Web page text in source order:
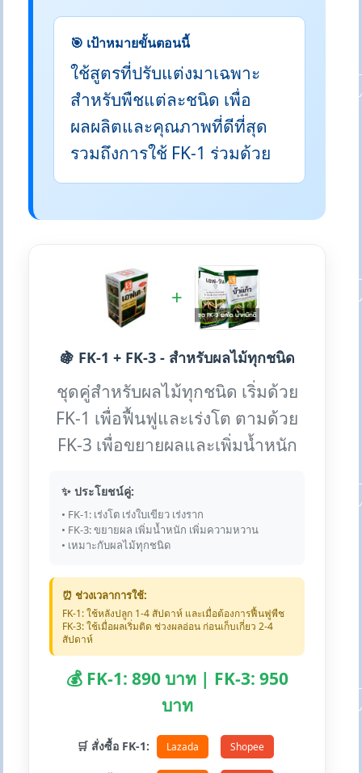
🎯 เป้าหมายขั้นตอนนี้
ใช้สูตรที่ปรับแต่งมาเฉพาะ
สำหรับพืชแต่ละชนิด เพื่อ
ผลผลิตและคุณภาพที่ดีที่สุด
รวมถึงการใช้ FK-1 ร่วมด้วย
+
🍇 FK-1 + FK-3 - สำหรับผลไม้ทุกชนิด
ชุดคู่สำหรับผลไม้ทุกชนิด เริ่มด้วย
FK-1 เพื่อฟื้นฟูและเร่งโต ตามด้วย
FK-3 เพื่อขยายผลและเพิ่มน้ำหนัก
✨ ประโยชน์คู่:
• FK-1: เร่งโต เร่งใบเขียว เร่งราก
• FK-3: ขยายผล เพิ่มน้ำหนัก เพิ่มความหวาน
• เหมาะกับผลไม้ทุกชนิด
⏰ ช่วงเวลาการใช้:
FK-1: ใช้หลังปลูก 1-4 สัปดาห์ และเมื่อต้องการฟื้นฟูพืช
FK-3: ใช้เมื่อผลเริ่มติด ช่วงผลอ่อน ก่อนเก็บเกี่ยว 2-4
สัปดาห์
💰 FK-1: 890 บาท | FK-3: 950
บาท
🛒 สั่งซื้อ FK-1: Lazada Shopee